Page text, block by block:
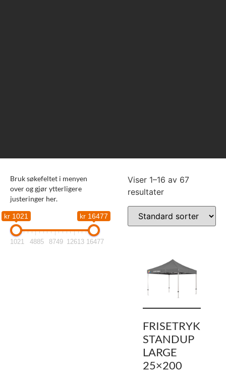
Bruk søkefeltet i menyen
over og gjør ytterligere
justeringer her.
kr 1021 kr 16477
1021 4885 8749 12613 16477
Viser 1–16 av 67
resultater
FRISETRYK
STANDUP
LARGE
25×200